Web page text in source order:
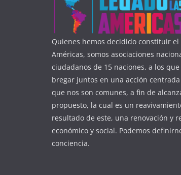
Quienes hemos decidido constituir el
Américas, somos asociaciones
ciudadanos de 15 naciones, a los
bregar juntos en una acción
que nos son comunes, a fin de
propuesto, la cual es un
resultado de este, una renovación y
económico y social. Podemos
conciencia.